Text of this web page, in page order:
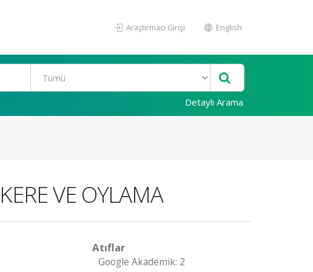
Araştırmacı Girişi English
Detaylı Arama
VE OYLAMA
Atıflar
Google Akademik: 2